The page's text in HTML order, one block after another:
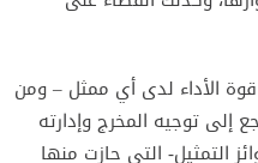
الأداء لدى أي ممثل – ومن
إلى توجيه المخرج وإدارته
التمثيل- التي حازت منها